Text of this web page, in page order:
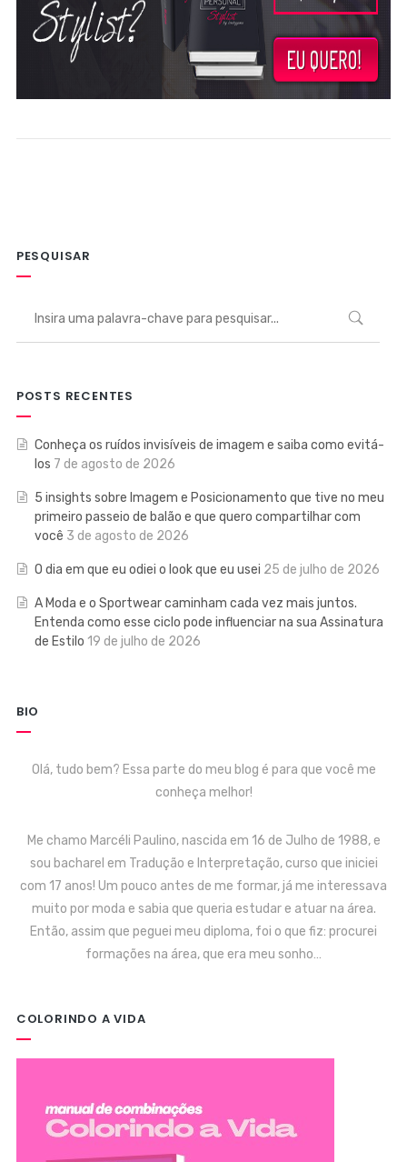
PESQUISAR
POSTS RECENTES
Conheça os ruídos invisíveis de imagem e saiba como evitá-
los 7 de agosto de 2026
5 insights sobre Imagem e Posicionamento que tive no meu
primeiro passeio de balão e que quero compartilhar com
você 3 de agosto de 2026
O dia em que eu odiei o look que eu usei 25 de julho de 2026
A Moda e o Sportwear caminham cada vez mais juntos.
Entenda como esse ciclo pode influenciar na sua Assinatura
de Estilo 19 de julho de 2026
BIO
Olá, tudo bem? Essa parte do meu blog é para que você me
conheça melhor!
Me chamo Marcéli Paulino, nascida em 16 de Julho de 1988, e
sou bacharel em Tradução e Interpretação, curso que iniciei
com 17 anos! Um pouco antes de me formar, já me interessava
muito por moda e sabia que queria estudar e atuar na área.
Então, assim que peguei meu diploma, foi o que fiz: procurei
formações na área, que era meu sonho…
COLORINDO A VIDA